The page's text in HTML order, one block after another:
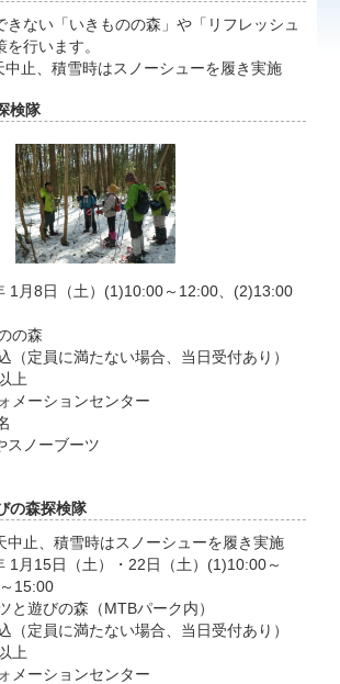
きない「いきものの森」や「リフレッシュ
行います。
止、積雪時はスノーシューを履き実施
検隊
1月8日（土）(1)10:00～12:00、(2)13:00
の森
定員に満たない場合、当日受付あり）
上
メーションセンター
ノーブーツ
の森探検隊
止、積雪時はスノーシューを履き実施
月15日（土）・22日（土）(1)10:00～
15:00
遊びの森（MTBパーク内）
定員に満たない場合、当日受付あり）
上
メーションセンター